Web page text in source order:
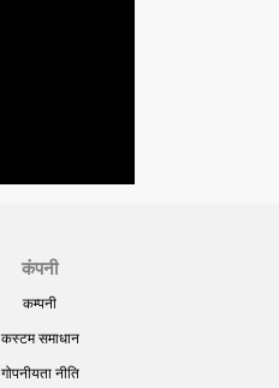
कंपनी
कम्पनी
कस्टम समाधान
गोपनीयता नीति